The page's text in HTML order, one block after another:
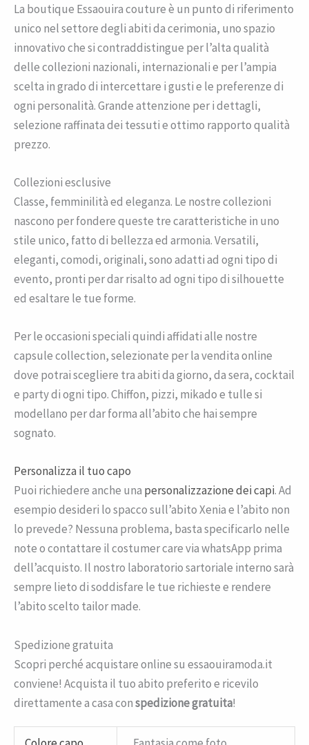
La boutique Essaouira couture è un punto di riferimento
unico nel settore degli abiti da cerimonia, uno spazio
innovativo che si contraddistingue per l’alta qualità
delle collezioni nazionali, internazionali e per l’ampia
scelta in grado di intercettare i gusti e le preferenze di
ogni personalità. Grande attenzione per i dettagli,
selezione raffinata dei tessuti e ottimo rapporto qualità
prezzo.
Collezioni esclusive
Classe, femminilità ed eleganza. Le nostre collezioni
nascono per fondere queste tre caratteristiche in uno
stile unico, fatto di bellezza ed armonia. Versatili,
eleganti, comodi, originali, sono adatti ad ogni tipo di
evento, pronti per dar risalto ad ogni tipo di silhouette
ed esaltare le tue forme.
Per le occasioni speciali quindi affidati alle nostre
capsule collection, selezionate per la vendita online
dove potrai scegliere tra abiti da giorno, da sera, cocktail
e party di ogni tipo. Chiffon, pizzi, mikado e tulle si
modellano per dar forma all’abito che hai sempre
sognato.
Personalizza il tuo capo
Puoi richiedere anche una personalizzazione dei capi. Ad
esempio desideri lo spacco sull’abito Xenia e l’abito non
lo prevede? Nessuna problema, basta specificarlo nelle
note o contattare il costumer care via whatsApp prima
dell’acquisto. Il nostro laboratorio sartoriale interno sarà
sempre lieto di soddisfare le tue richieste e rendere
l’abito scelto tailor made.
Spedizione gratuita
Scopri perché acquistare online su essaouiramoda.it
conviene! Acquista il tuo abito preferito e ricevilo
direttamente a casa conspedizione gratuita!